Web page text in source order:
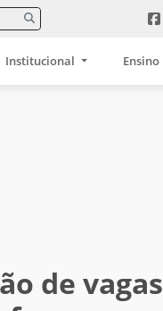
Institucional Ensino
de vagas